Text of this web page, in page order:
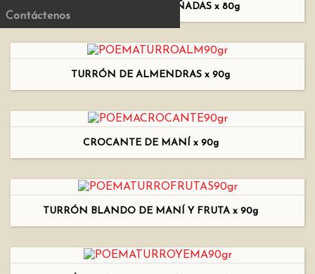
ALMENDRAS GARRAPIÑADAS x 80g
TURRÓN DE ALMENDRAS x 90g
CROCANTE DE MANÍ x 90g
TURRÓN BLANDO DE MANÍ Y FRUTA x 90g
Contáctenos